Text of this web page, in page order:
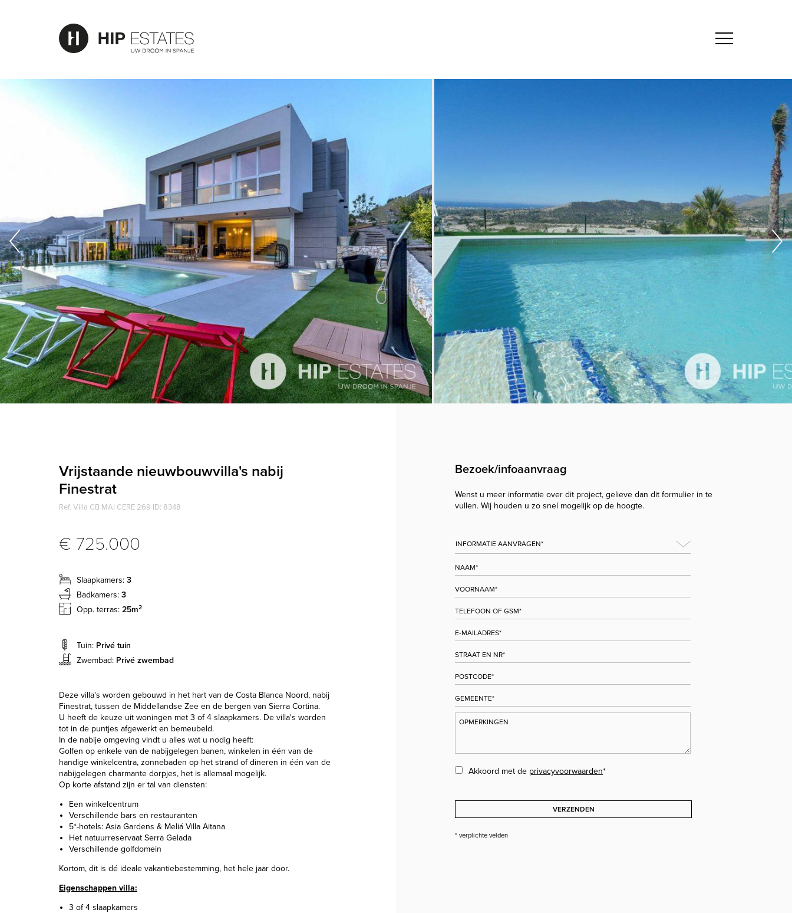
Vrijstaande nieuwbouwvilla's nabij
Finestrat
Ref. Villa CB MAI CERE 269 ID: 8348
€ 725.000
Slaapkamers: 3
Badkamers: 3
Opp. terras: 25m2
Tuin: Privé tuin
Zwembad: Privé zwembad
Deze villa's worden gebouwd in het hart van de Costa Blanca Noord, nabij
Finestrat, tussen de Middellandse Zee en de bergen van Sierra Cortina.
U heeft de keuze uit woningen met 3 of 4 slaapkamers. De villa's worden
tot in de puntjes afgewerkt en bemeubeld.
In de nabije omgeving vindt u alles wat u nodig heeft:
Golfen op enkele van de nabijgelegen banen, winkelen in één van de
handige winkelcentra, zonnebaden op het strand of dineren in één van de
nabijgelegen charmante dorpjes, het is allemaal mogelijk.
Op korte afstand zijn er tal van diensten:
Een winkelcentrum
Verschillende bars en restauranten
5*-hotels: Asia Gardens & Meliá Villa Aitana
Het natuurreservaat Serra Gelada
Verschillende golfdomein
Kortom, dit is dé ideale vakantiebestemming, het hele jaar door.
Eigenschappen villa:
3 of 4 slaapkamers
Bezoek/infoaanvraag
Wenst u meer informatie over dit project, gelieve dan dit formulier in te
vullen. Wij houden u zo snel mogelijk op de hoogte.
Akkoord met de privacyvoorwaarden*
VERZENDEN
* verplichte velden